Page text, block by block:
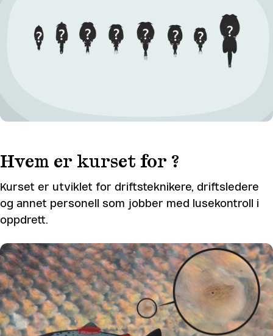
Hvem er kurset for ?
Kurset er utviklet for driftsteknikere, driftsledere
og annet personell som jobber med lusekontroll i
oppdrett.